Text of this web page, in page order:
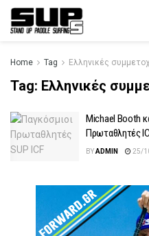
Home Tag Ελληνικές
Tag: Ελληνικές
Michael Booth
Πρωταθλητές
BYADMIN 25/